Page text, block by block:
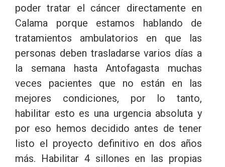
poder tratar el cáncer directamente en
Calama porque estamos hablando de
tratamientos ambulatorios en que las
personas deben trasladarse varios días a
la semana hasta Antofagasta muchas
veces pacientes que no están en las
mejores condiciones, por lo tanto,
habilitar esto es una urgencia absoluta y
por eso hemos decidido antes de tener
listo el proyecto definitivo en dos años
más. Habilitar 4 sillones en las propias